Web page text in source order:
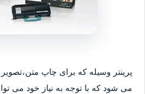
پرینتر وسیله که برای چاپ متن،تصویر
می شود که با توجه به نیاز خود می